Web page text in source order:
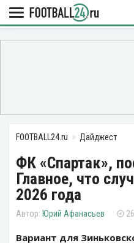
FOOTBALL24.ru Дайджест
ФК «Спартак»,
Главное, что
2026 года
Юрий Афанасьев
Вариант для